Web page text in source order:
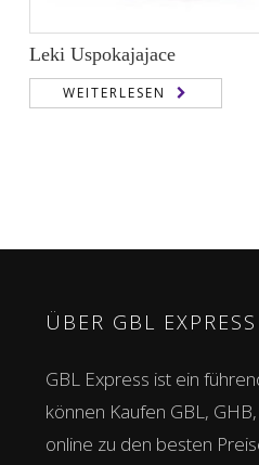
Leki Uspokajajace
WEITERLESEN
ÜBER GBL EXPRESS
GBL Express ist ein
können Kaufen GBL,
online zu den besten